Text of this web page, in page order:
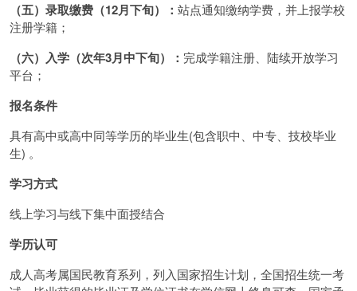
（五）录取缴费（12月下旬）： 站点通知缴纳学费，并上报学校
注册学籍；
（六）入学（次年3月中下旬）： 完成学籍注册、陆续开放学习
平台；
报名条件
具有高中或高中同等学历的毕业生(包含职中、中专、技校毕业
生) 。
学习方式
线上学习与线下集中面授结合
学历认可
成人高考属国民教育系列，列入国家招生计划，全国招生统一考